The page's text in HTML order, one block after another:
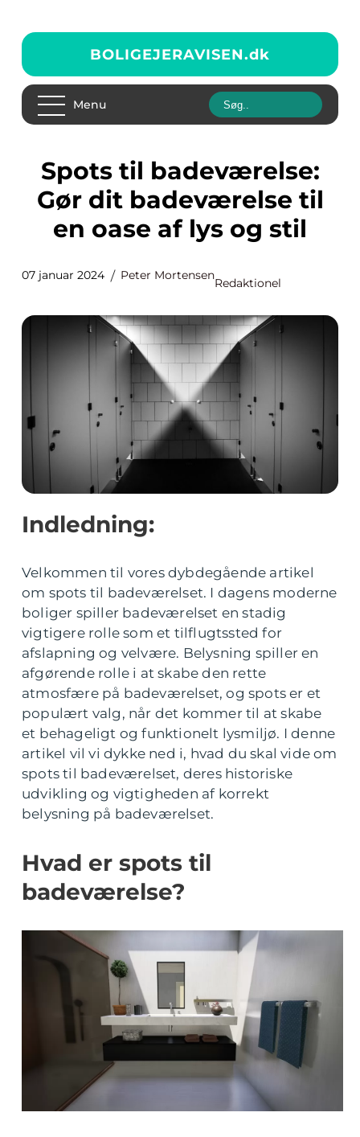
BOLIGEJERAVISEN.dk
Menu
Spots til badeværelse:
Gør dit badeværelse til
en oase af lys og stil
07 januar 2024 Peter Mortensen
Redaktionel
Indledning:
Velkommen til vores dybdegående artikel
om spots til badeværelset. I dagens moderne
boliger spiller badeværelset en stadig
vigtigere rolle som et tilflugtssted for
afslapning og velvære. Belysning spiller en
afgørende rolle i at skabe den rette
atmosfære på badeværelset, og spots er et
populært valg, når det kommer til at skabe
et behageligt og funktionelt lysmiljø. I denne
artikel vil vi dykke ned i, hvad du skal vide om
spots til badeværelset, deres historiske
udvikling og vigtigheden af korrekt
belysning på badeværelset.
Hvad er spots til
badeværelse?